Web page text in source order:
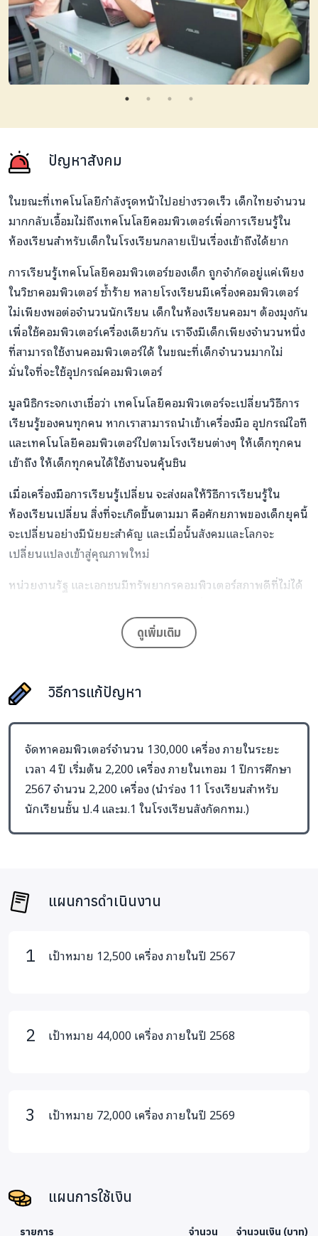
ปัญหาสังคม
ในขณะที่เทคโนโลยีกำลังรุดหน้าไปอย่างรวดเร็ว เด็กไทยจำนวน
มากกลับเอื้อมไม่ถึงเทคโนโลยีคอมพิวเตอร์เพื่อการเรียนรู้ใน
ห้องเรียนสำหรับเด็กในโรงเรียนกลายเป็นเรื่องเข้าถึงได้ยาก
การเรียนรู้เทคโนโลยีคอมพิวเตอร์ของเด็ก ถูกจำกัดอยู่แค่เพียง
ในวิชาคอมพิวเตอร์ ซ้ำร้าย หลายโรงเรียนมีเครื่องคอมพิวเตอร์
ไม่เพียงพอต่อจำนวนนักเรียน เด็กในห้องเรียนคอมฯ ต้องมุงกัน
เพื่อใช้คอมพิวเตอร์เครื่องเดียวกัน เราจึงมีเด็กเพียงจำนวนหนึ่ง
ที่สามารถใช้งานคอมพิวเตอร์ได้ ในขณะที่เด็กจำนวนมากไม่
มั่นใจที่จะใช้อุปกรณ์คอมพิวเตอร์
มูลนิธิกระจกเงาเชื่อว่า เทคโนโลยีคอมพิวเตอร์จะเปลี่ยนวิธีการ
เรียนรู้ของคนทุกคน หากเราสามารถนำเข้าเครื่องมือ อุปกรณ์ไอที
และเทคโนโลยีคอมพิวเตอร์ไปตามโรงเรียนต่างๆ ให้เด็กทุกคน
เข้าถึง ให้เด็กทุกคนได้ใช้งานจนคุ้นชิน
เมื่อเครื่องมือการเรียนรู้เปลี่ยน จะส่งผลให้วิธีการเรียนรู้ใน
ห้องเรียนเปลี่ยน สิ่งที่จะเกิดขึ้นตามมา คือศักยภาพของเด็กยุคนี้
จะเปลี่ยนอย่างมีนัยยะสำคัญ และเมื่อนั้นสังคมและโลกจะ
เปลี่ยนแปลงเข้าสู่คุณภาพใหม่
หน่วยงานรัฐ และเอกชนมีทรัพยากรคอมพิวเตอร์สภาพดีที่ไม่ได้
คอมพิวเตอร์ทุก 5 ปี คอมพิวเตอร์มือสองเหล่านี้ หากนำมาใช้กับ
การเรียนรู้ของเด็ก ที่หลักสูตรยังเป็นการใช้งานระดับพื้นฐาน
ที่สำคัญ ด้วยวิธีนี้จะทำให้เด็กสามารถเข้าถึงคอมพิวเตอร์ 1 คน
ดังนั้นหากใครมีคอมพิวเตอร์เก่าเหลือใช้สามารถร่วมบริจาค
ได้ที่มูลนิธิกระจกเงา โครงการคอมพิวเตอร์เพื่อน้อง เจ้าหน้าที่
และอาสาสมัครของเราจะนำมาซ่อมบำรุง เปลี่ยนอะไหล่ใหม่
เพื่อนำส่งให้กับโรงเรียนที่ขาดแคลน ขณะนี้มูลนิธิกระจกเงา
ขอรับบริจาคคอมพิวเตอร์โน้ตบุ๊คเก่า เพื่อเด็กนักเรียนเข้าถึง
หรืออีกช่องทางคือ สามารถร่วมเป็นส่วนหนึ่งในการสนับสนุน
2,000 บาท จะเปลี่ยนเป็นคอมพิวเตอร์มือสองพร้อมอุปกรณ์ใช้
ดูเพิ่มเติม
วิธีการแก้ปัญหา
จัดหาคอมพิวเตอร์จำนวน 130,000 เครื่อง ภายในระยะ
เวลา 4 ปี เริ่มต้น 2,200 เครื่อง ภายในเทอม 1 ปีการศึกษา
2567 จำนวน 2,200 เครื่อง (นำร่อง 11 โรงเรียนสำหรับ
นักเรียนชั้น ป.4 และม.1 ในโรงเรียนสังกัดกทม.)
แผนการดำเนินงาน
เป้าหมาย 12,500 เครื่อง ภายในปี 2567
เป้าหมาย 44,000 เครื่อง ภายในปี 2568
เป้าหมาย 72,000 เครื่อง ภายในปี 2569
แผนการใช้เงิน
รายการ จำนวน จำนวนเงิน (บาท)